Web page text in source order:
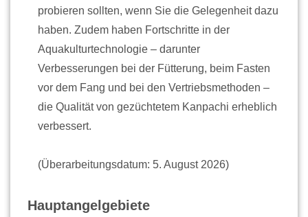
probieren sollten, wenn Sie die Gelegenheit dazu
haben. Zudem haben Fortschritte in der
Aquakulturtechnologie – darunter
Verbesserungen bei der Fütterung, beim Fasten
vor dem Fang und bei den Vertriebsmethoden –
die Qualität von gezüchtetem Kanpachi erheblich
verbessert.
(Überarbeitungsdatum: 5. August 2026)
Hauptangelgebiete